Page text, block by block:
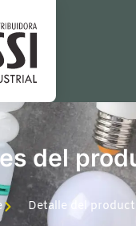
del
Detalle del